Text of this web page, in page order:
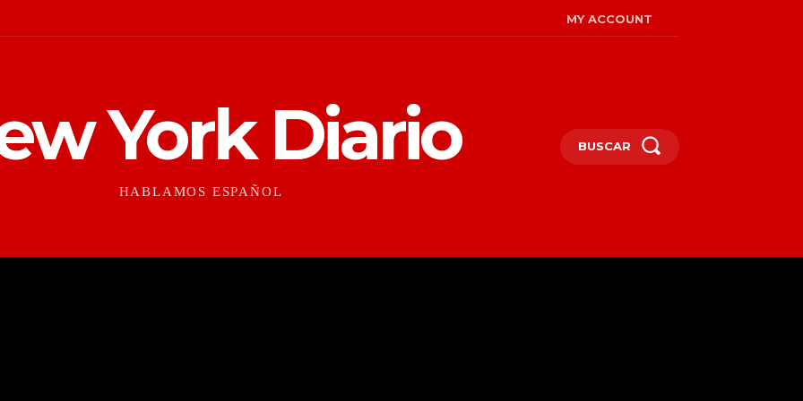
MY ACCOUNT
York Diario
HABLAMOS ESPAÑOL
BUSCAR